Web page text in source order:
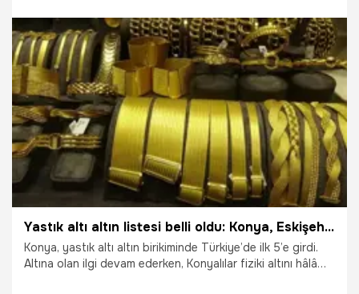
25.03.2026 Antalya
Yastık altı altın listesi belli oldu: Konya, Eskişehir, Kocaeli listede! Zirvede sürpriz
Konya, yastık altı altın birikiminde Türkiye’de ilk 5’e girdi.
Altına olan ilgi devam ederken, Konyalılar fiziki altını hâlâ